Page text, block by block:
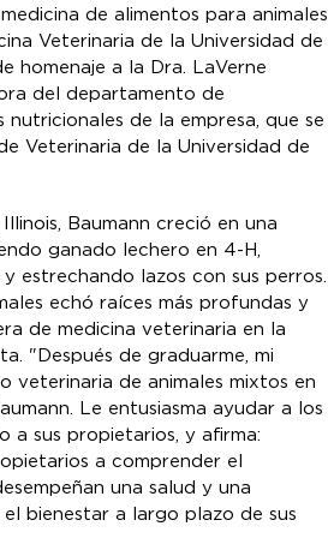
de alimentos para animales
Veterinaria de la Universidad de
homenaje a la Dra. LaVerne
del departamento de
nutricionales de la empresa, que se
Veterinaria de la Universidad de
Baumann creció en una
ganado lechero en 4-H,
estrechando lazos con sus perros.
echó raíces más profundas y
de medicina veterinaria en la
"Después de graduarme, mi
veterinaria de animales mixtos en
Le entusiasma ayudar a los
a sus propietarios, y afirma:
a comprender el
una salud y una
bienestar a largo plazo de sus